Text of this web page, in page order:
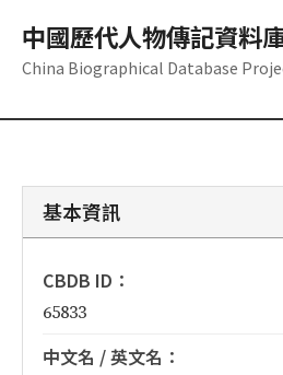
中國歷代人物傳記資料
China Biographical Database
基本資訊
CBDB ID：
65833
中文名 / 英文名：